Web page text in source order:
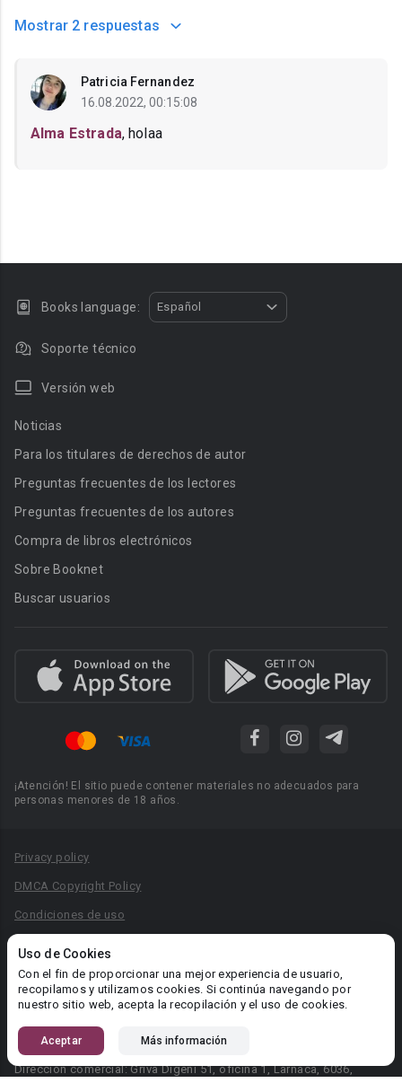
Mostrar 2 respuestas
Patricia Fernandez
16.08.2022, 00:15:08
Alma Estrada, holaa
Uso de Cookies
Con el fin de proporcionar una mejor experiencia de usuario,
recopilamos y utilizamos cookies. Si continúa navegando por
nuestro sitio web, acepta la recopilación y el uso de cookies.
Aceptar Más información
Books language: Español
Soporte técnico
Versión web
Noticias
Para los titulares de derechos de autor
Preguntas frecuentes de los lectores
Preguntas frecuentes de los autores
Compra de libros electrónicos
Sobre Booknet
Buscar usuarios
¡Atención! El sitio puede contener materiales no adecuados para
personas menores de 18 años.
Privacy policy
DMCA Copyright Policy
Condiciones de uso
Reglas para la publicación de libros
Área RR.PP.: pr@booknet.com
© 2026 Booknet. Todos los derechos reservados.
Dirección comercial: Griva Digeni 51, oficina 1, Larnaca, 6036,